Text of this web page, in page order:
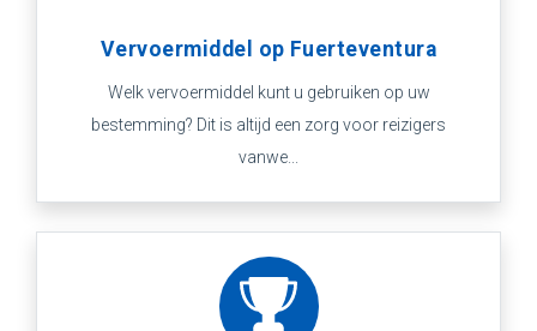
Vervoermiddel op Fuerteventura
Welk vervoermiddel kunt u gebruiken op uw
bestemming? Dit is altijd een zorg voor reizigers
vanwe...